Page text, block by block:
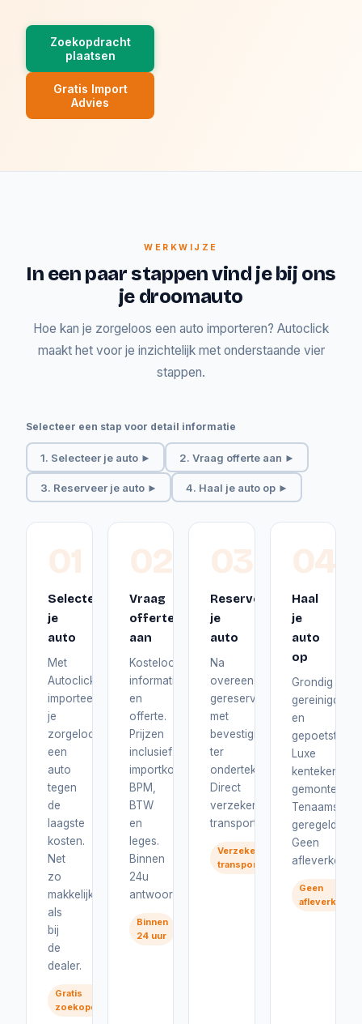
Zoekopdracht
plaatsen
Gratis Import
Advies
WERKWIJZE
In een paar stappen vind je bij ons
je droomauto
Hoe kan je zorgeloos een auto importeren? Autoclick
maakt het voor je inzichtelijk met onderstaande vier
stappen.
Selecteer een stap voor detail informatie
1. Selecteer je auto ► 2. Vraag offerte aan ►
3. Reserveer je auto ► 4. Haal je auto op ►
01
Selecteer
je
auto
Met
Autoclick
importeer
je
zorgeloos
een
auto
tegen
de
laagste
kosten.
Net
zo
makkelijk
als
bij
de
dealer.
Gratis
zoekopdracht
02
Vraag
offerte
aan
Kosteloos
informatie
en
offerte.
Prijzen
inclusief
importkosten,
BPM,
BTW
en
leges.
Binnen
24u
antwoord.
Binnen
24 uur
03
Reserveer
je
auto
Na
overeenstemming
gereserveerd
met
bevestiging
ter
ondertekening.
Direct
verzekerd
transport.
Verzekerd
transport
04
Haal
je
auto
op
Grondig
gereinigd
en
gepoetst.
Luxe
gemonteerd.
geregeld.
Geen
Geen
afleverkosten